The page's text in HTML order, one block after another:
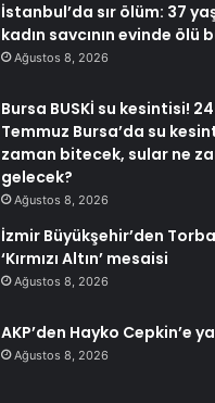
İstanbul’da sır ölüm: 37
kadın savcının evinde ölü
Ağustos 8, 2026
Bursa BUSKİ su kesintisi!
Temmuz Bursa’da su
zaman bitecek, sular ne
gelecek?
Ağustos 8, 2026
İzmir Büyükşehir’den
‘Kırmızı Altın’ mesaisi
Ağustos 8, 2026
AKP’den Hayko Cepkin’e
Ağustos 8, 2026